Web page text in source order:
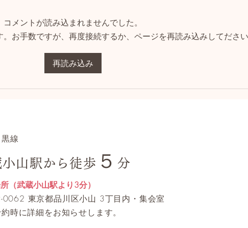
解剖学ってなんだろう？その
２<個体差について>
コメントが読み込まれませんでした。
お手数ですが、再度接続するか、ページを再読み込みしてださい
再読み込み
線
小山駅から徒歩 ５ 分
（武蔵小山駅より3分）
0062 東京都品川区小山 3丁目内・集会室
時に詳細をお知らせします。